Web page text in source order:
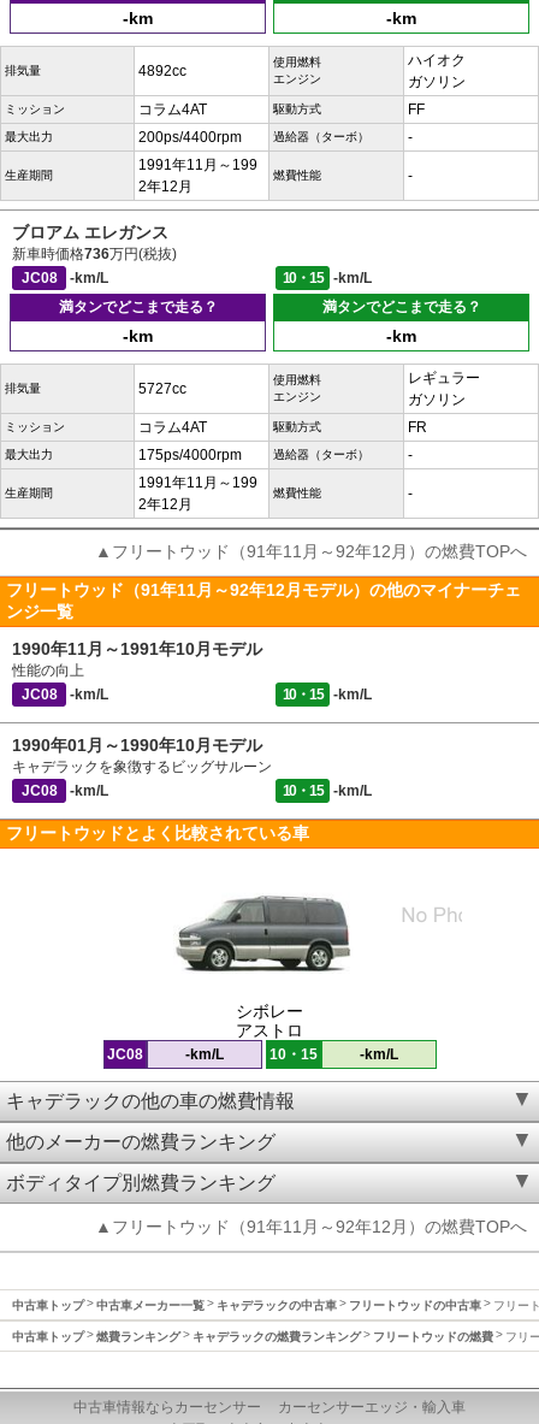
-km -km
排気量 4892cc
使用燃料
エンジン
ハイオク
ガソリン
ミッション コラム4AT 駆動方式 FF
最大出力 200ps/4400rpm 過給器（ターボ） -
生産期間
1991年11月～199
2年12月
燃費性能 -
ブロアム エレガンス
新車時価格736万円(税抜)
JC08
-km/L 10・15
-km/L
満タンでどこまで走る？
-km
満タンでどこまで走る？
-km
排気量 5727cc
使用燃料
エンジン
レギュラー
ガソリン
ミッション コラム4AT 駆動方式 FR
最大出力 175ps/4000rpm 過給器（ターボ） -
生産期間
1991年11月～199
2年12月
燃費性能 -
▲フリートウッド（91年11月～92年12月）の燃費TOPへ
フリートウッド（91年11月～92年12月モデル）の他のマイナーチェ
ンジ一覧
1990年11月～1991年10月モデル
性能の向上
JC08
-km/L 10・15 -km/L
1990年01月～1990年10月モデル
キャデラックを象徴するビッグサルーン
JC08
-km/L 10・15 -km/L
フリートウッドとよく比較されている車
シボレー
アストロ
JC08 -km/L 10・15 -km/L
キャデラックの他の車の燃費情報
他のメーカーの燃費ランキング
ボディタイプ別燃費ランキング
▲フリートウッド（91年11月～92年12月）の燃費TOPへ
中古車トップ 中古車メーカー一覧 キャデラックの中古車 フリートウッドの中古車 フリー
中古車トップ 燃費ランキング キャデラックの燃費ランキング フリートウッドの燃費 フリ
中古車情報ならカーセンサー
カーセンサーエッジ・輸入車